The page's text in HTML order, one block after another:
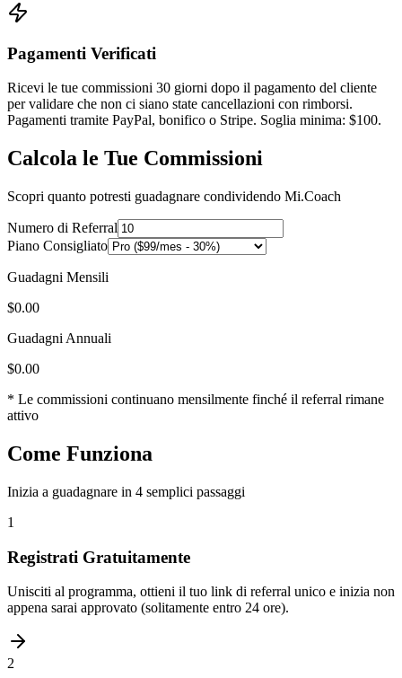
Pagamenti Verificati
Ricevi le tue commissioni 30 giorni dopo il pagamento del cliente
per validare che non ci siano state cancellazioni con rimborsi.
Pagamenti tramite PayPal, bonifico o Stripe. Soglia minima: $100.
Calcola le Tue Commissioni
Scopri quanto potresti guadagnare condividendo Mi.Coach
Numero di Referral
Piano Consigliato
Guadagni Mensili
$0.00
Guadagni Annuali
$0.00
* Le commissioni continuano mensilmente finché il referral rimane
attivo
Come Funziona
Inizia a guadagnare in 4 semplici passaggi
1
Registrati Gratuitamente
Unisciti al programma, ottieni il tuo link di referral unico e inizia non
appena sarai approvato (solitamente entro 24 ore).
2